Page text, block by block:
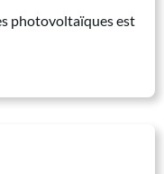
photovoltaïques est